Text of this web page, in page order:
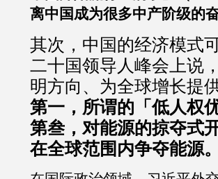
离中国成为很多中产阶级的奋
其次，中国的经济模式
二十国领导人峰会上说
明方向、为全球增长提
第一，所谓的「低人权
第叁，对能源的掠夺式
在全球范围内争夺能源。